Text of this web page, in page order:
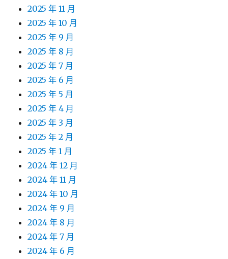
2025 年 11 月
2025 年 10 月
2025 年 9 月
2025 年 8 月
2025 年 7 月
2025 年 6 月
2025 年 5 月
2025 年 4 月
2025 年 3 月
2025 年 2 月
2025 年 1 月
2024 年 12 月
2024 年 11 月
2024 年 10 月
2024 年 9 月
2024 年 8 月
2024 年 7 月
2024 年 6 月